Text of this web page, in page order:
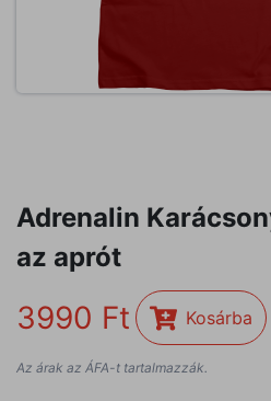
Adrenalin
az aprót
3990 Kosárba
Az árak az ÁFA-t tartalmazzák.